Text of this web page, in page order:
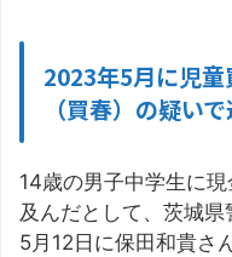
2023年5月に児
（買春）の疑いで
14歳の男子中学生に
及んだとして、茨城
5月12日に保田和貴さ